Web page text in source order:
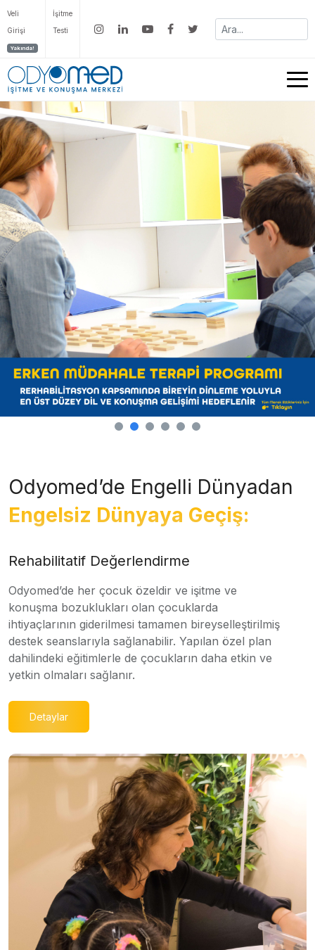
Veli
Girişi
Yakında!
İşitme
Testi
Odyomed’de Engelli Dünyadan
Engelsiz Dünyaya Geçiş:
Rehabilitatif Değerlendirme
Odyomed’de her çocuk özeldir ve işitme ve
konuşma bozuklukları olan çocuklarda
ihtiyaçlarının giderilmesi tamamen bireyselleştirilmiş
destek seanslarıyla sağlanabilir. Yapılan özel plan
dahilindeki eğitimlerle de çocukların daha etkin ve
yetkin olmaları sağlanır.
Detaylar